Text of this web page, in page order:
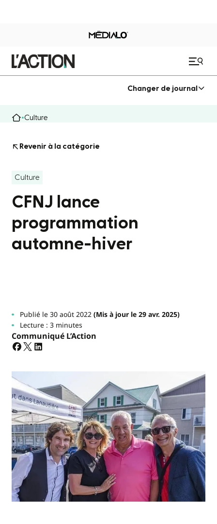
Changer de journal
Culture
Revenir à la catégorie
Culture
CFNJ lance
programmation
automne-hiver
Publié le 30 août 2022(Mis à jour le 29 avr. 2025)
Lecture : 3 minutes
Communiqué L’Action